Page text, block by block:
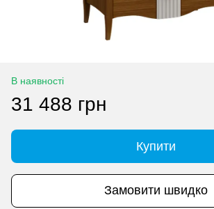
В наявності
31 488 грн
Купити
Замовити швидко